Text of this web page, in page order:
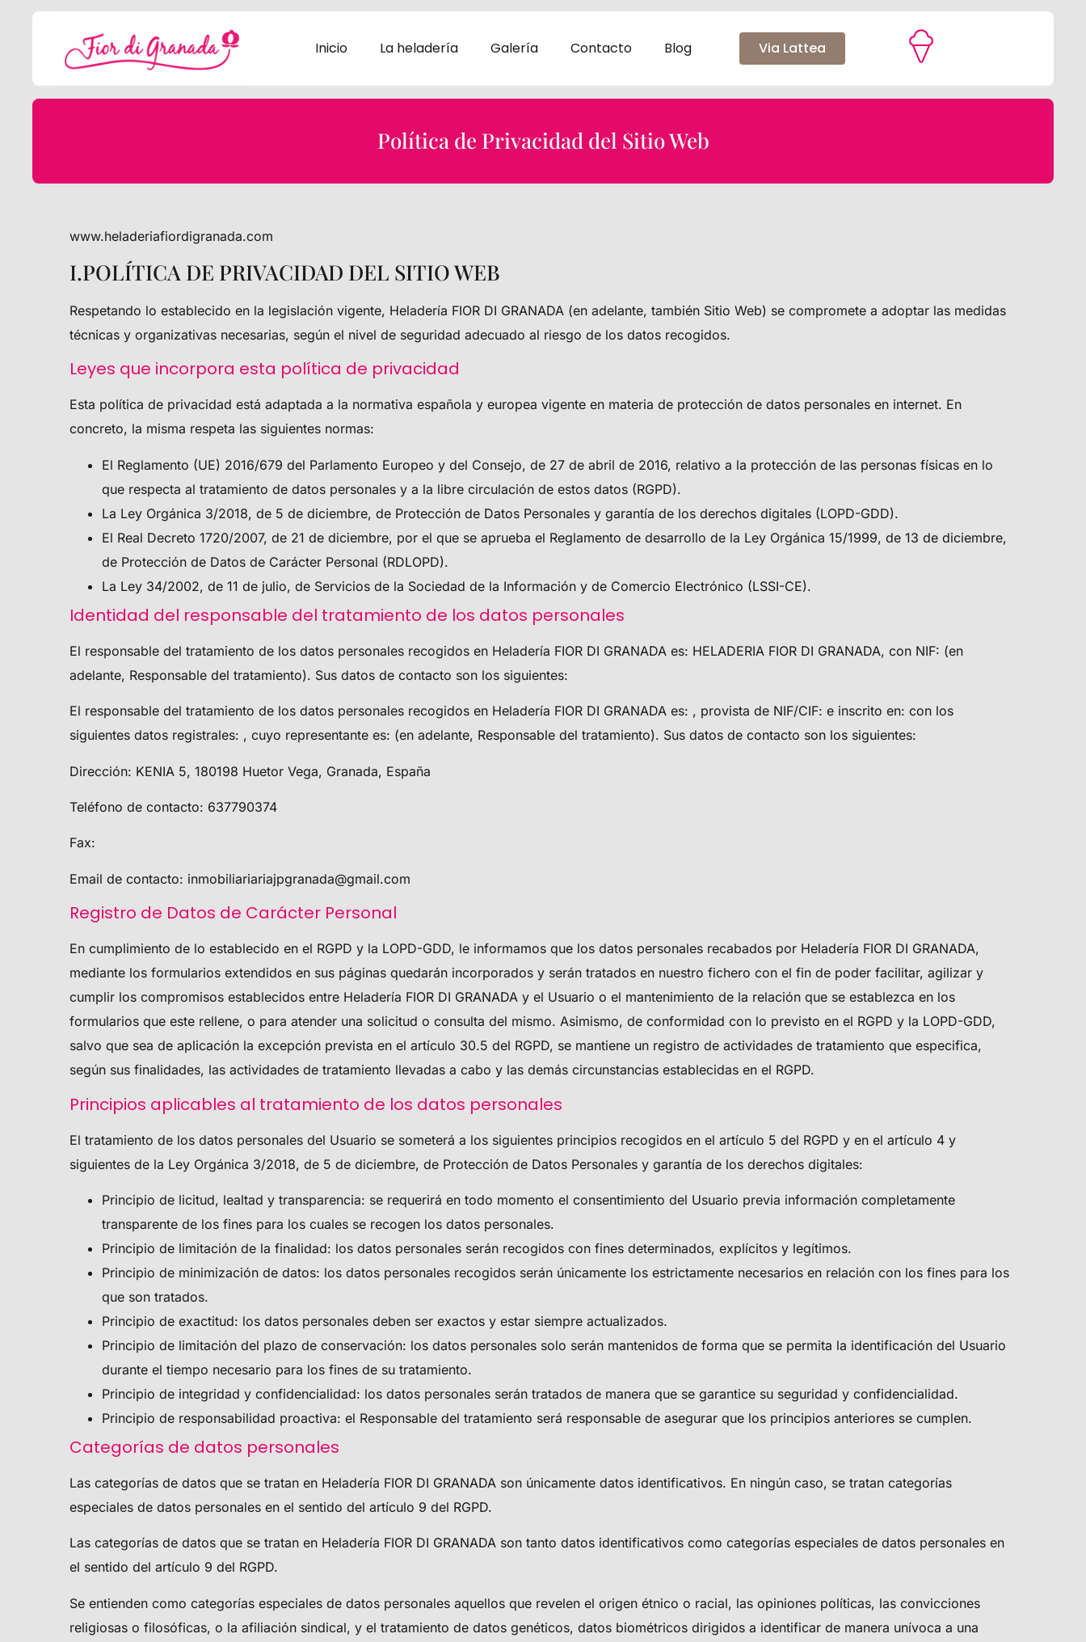
Inicio La heladería Galería Contacto Blog Via Lattea
Política de Privacidad del Sitio Web
www.heladeriafiordigranada.com
I.POLÍTICA DE PRIVACIDAD DEL SITIO WEB
Respetando lo establecido en la legislación vigente, Heladería FIOR DI GRANADA (en adelante, también Sitio Web) se compromete a adoptar las medidas
técnicas y organizativas necesarias, según el nivel de seguridad adecuado al riesgo de los datos recogidos.
Leyes que incorpora esta política de privacidad
Esta política de privacidad está adaptada a la normativa española y europea vigente en materia de protección de datos personales en internet. En
concreto, la misma respeta las siguientes normas:
El Reglamento (UE) 2016/679 del Parlamento Europeo y del Consejo, de 27 de abril de 2016, relativo a la protección de las personas físicas en lo
que respecta al tratamiento de datos personales y a la libre circulación de estos datos (RGPD).
La Ley Orgánica 3/2018, de 5 de diciembre, de Protección de Datos Personales y garantía de los derechos digitales (LOPD-GDD).
El Real Decreto 1720/2007, de 21 de diciembre, por el que se aprueba el Reglamento de desarrollo de la Ley Orgánica 15/1999, de 13 de diciembre,
de Protección de Datos de Carácter Personal (RDLOPD).
La Ley 34/2002, de 11 de julio, de Servicios de la Sociedad de la Información y de Comercio Electrónico (LSSI-CE).
Identidad del responsable del tratamiento de los datos personales
El responsable del tratamiento de los datos personales recogidos en Heladería FIOR DI GRANADA es: HELADERIA FIOR DI GRANADA, con NIF: (en
adelante, Responsable del tratamiento). Sus datos de contacto son los siguientes:
El responsable del tratamiento de los datos personales recogidos en Heladería FIOR DI GRANADA es: , provista de NIF/CIF: e inscrito en: con los
siguientes datos registrales: , cuyo representante es: (en adelante, Responsable del tratamiento). Sus datos de contacto son los siguientes:
Dirección: KENIA 5, 180198 Huetor Vega, Granada, España
Teléfono de contacto: 637790374
Fax:
Email de contacto: inmobiliariariajpgranada@gmail.com
Registro de Datos de Carácter Personal
En cumplimiento de lo establecido en el RGPD y la LOPD-GDD, le informamos que los datos personales recabados por Heladería FIOR DI GRANADA,
mediante los formularios extendidos en sus páginas quedarán incorporados y serán tratados en nuestro fichero con el fin de poder facilitar, agilizar y
cumplir los compromisos establecidos entre Heladería FIOR DI GRANADA y el Usuario o el mantenimiento de la relación que se establezca en los
formularios que este rellene, o para atender una solicitud o consulta del mismo. Asimismo, de conformidad con lo previsto en el RGPD y la LOPD-GDD,
salvo que sea de aplicación la excepción prevista en el artículo 30.5 del RGPD, se mantiene un registro de actividades de tratamiento que especifica,
según sus finalidades, las actividades de tratamiento llevadas a cabo y las demás circunstancias establecidas en el RGPD.
Principios aplicables al tratamiento de los datos personales
El tratamiento de los datos personales del Usuario se someterá a los siguientes principios recogidos en el artículo 5 del RGPD y en el artículo 4 y
siguientes de la Ley Orgánica 3/2018, de 5 de diciembre, de Protección de Datos Personales y garantía de los derechos digitales:
Principio de licitud, lealtad y transparencia: se requerirá en todo momento el consentimiento del Usuario previa información completamente
transparente de los fines para los cuales se recogen los datos personales.
Principio de limitación de la finalidad: los datos personales serán recogidos con fines determinados, explícitos y legítimos.
Principio de minimización de datos: los datos personales recogidos serán únicamente los estrictamente necesarios en relación con los fines para los
que son tratados.
Principio de exactitud: los datos personales deben ser exactos y estar siempre actualizados.
Principio de limitación del plazo de conservación: los datos personales solo serán mantenidos de forma que se permita la identificación del Usuario
durante el tiempo necesario para los fines de su tratamiento.
Principio de integridad y confidencialidad: los datos personales serán tratados de manera que se garantice su seguridad y confidencialidad.
Principio de responsabilidad proactiva: el Responsable del tratamiento será responsable de asegurar que los principios anteriores se cumplen.
Categorías de datos personales
Las categorías de datos que se tratan en Heladería FIOR DI GRANADA son únicamente datos identificativos. En ningún caso, se tratan categorías
especiales de datos personales en el sentido del artículo 9 del RGPD.
Las categorías de datos que se tratan en Heladería FIOR DI GRANADA son tanto datos identificativos como categorías especiales de datos personales en
el sentido del artículo 9 del RGPD.
Se entienden como categorías especiales de datos personales aquellos que revelen el origen étnico o racial, las opiniones políticas, las convicciones
religiosas o filosóficas, o la afiliación sindical, y el tratamiento de datos genéticos, datos biométricos dirigidos a identificar de manera unívoca a una